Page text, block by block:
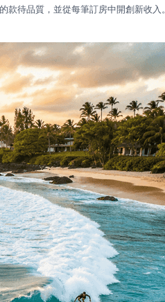
款待品質，並從每筆訂房中開創新收入